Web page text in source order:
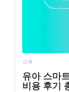
교육
유아 스마
비용 후기